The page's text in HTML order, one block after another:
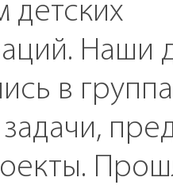
детских
Наши
в